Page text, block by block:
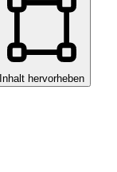
Inhalt hervorheben